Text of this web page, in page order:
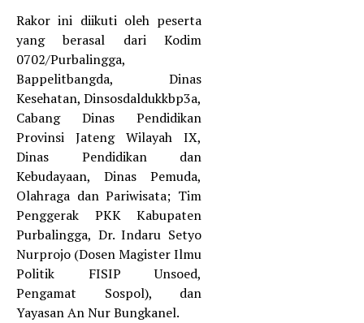
Rakor ini diikuti oleh peserta
yang berasal dari Kodim
0702/Purbalingga,
Bappelitbangda, Dinas
Kesehatan, Dinsosdaldukkbp3a,
Cabang Dinas Pendidikan
Provinsi Jateng Wilayah IX,
Dinas Pendidikan dan
Kebudayaan, Dinas Pemuda,
Olahraga dan Pariwisata; Tim
Penggerak PKK Kabupaten
Purbalingga, Dr. Indaru Setyo
Nurprojo (Dosen Magister Ilmu
Politik FISIP Unsoed,
Pengamat Sospol), dan
Yayasan An Nur Bungkanel.